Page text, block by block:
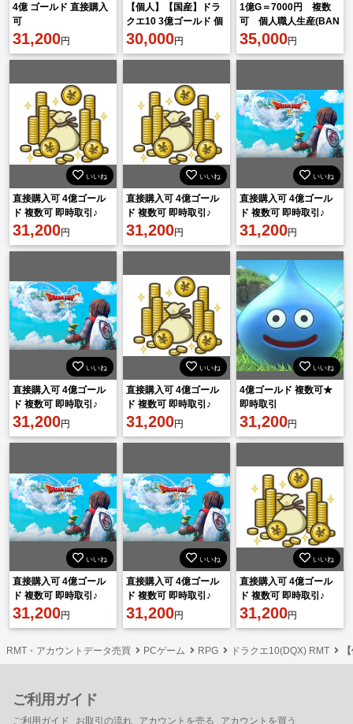
4億 ゴールド 直接購入
可
31,200円
【個人】【国産】ドラ
クエ10 3億ゴールド 個
人手動職人生産
30,000円
1億G＝7000円 複数
可 個人職人生産(BAN
無)
35,000円
いいね
直接購入可 4億ゴール
ド 複数可 即時取引♪
31,200円
いいね
直接購入可 4億ゴール
ド 複数可 即時取引♪
31,200円
いいね
直接購入可 4億ゴール
ド 複数可 即時取引♪
31,200円
いいね
直接購入可 4億ゴール
ド 複数可 即時取引♪
31,200円
いいね
直接購入可 4億ゴール
ド 複数可 即時取引♪
31,200円
いいね
4億ゴールド 複数可★
即時取引
31,200円
いいね
直接購入可 4億ゴール
ド 複数可 即時取引♪
31,200円
いいね
直接購入可 4億ゴール
ド 複数可 即時取引♪
31,200円
いいね
直接購入可 4億ゴール
ド 複数可 即時取引♪
31,200円
RMT・アカウントデータ売買 PCゲーム RPG ドラクエ10(DQX) RMT
ご利用ガイド
ご利用ガイド お取引の流れ アカウントを売る アカウントを買う